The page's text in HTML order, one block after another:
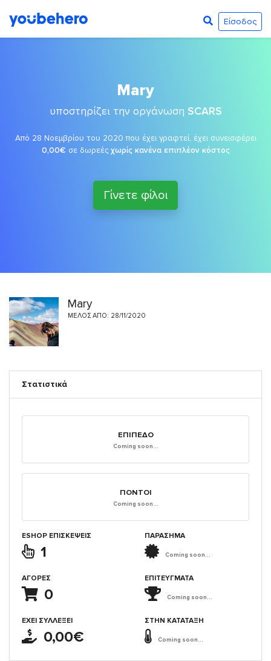
Είσοδος
Mary
υποστηρίζει την οργάνωση SCARS
Από 28 Νοεμβρίου του 2020 που έχει γραφτεί, έχει συνεισφέρει
0,00€ σε δωρεές χωρίς κανένα επιπλέον κόστος
Γίνετε φίλοι
Mary
ΜΈΛΟΣ ΑΠΌ: 28/11/2020
Στατιστικά
ΕΠΊΠΕΔΟ
Coming soon...
ΠΌΝΤΟΙ
Coming soon...
ESHOP ΕΠΙΣΚΈΨΕΙΣ
1
ΑΓΟΡΈΣ
0
ΈΧΕΙ ΣΥΛΛΈΞΕΙ
0,00€
ΠΑΡΑΣΗΜΑ
Coming soon...
ΕΠΙΤΕΎΓΜΑΤΑ
Coming soon...
ΣΤΗΝ ΚΑΤΆΤΑΞΗ
Coming soon...